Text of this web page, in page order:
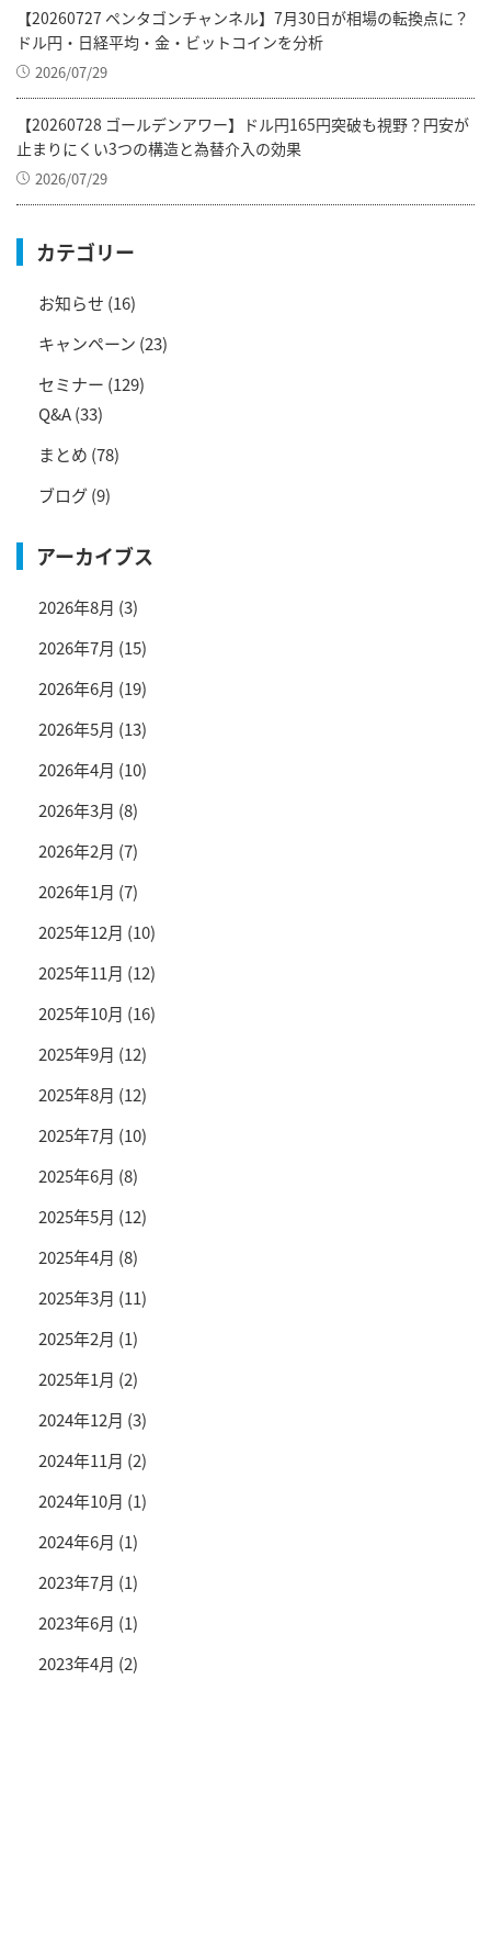
【20260727 ペンタゴンチャンネル】7月30日が相場の転換点に？
ドル円・日経平均・金・ビットコインを分析
2026/07/29
【20260728 ゴールデンアワー】ドル円165円突破も視野？円安が
止まりにくい3つの構造と為替介入の効果
2026/07/29
カテゴリー
お知らせ (16)
キャンペーン (23)
セミナー (129)
Q&A(33)
まとめ (78)
ブログ(9)
アーカイブス
2026年8月 (3)
2026年7月 (15)
2026年6月 (19)
2026年5月 (13)
2026年4月 (10)
2026年3月 (8)
2026年2月 (7)
2026年1月 (7)
2025年12月 (10)
2025年11月 (12)
2025年10月 (16)
2025年9月 (12)
2025年8月 (12)
2025年7月 (10)
2025年6月 (8)
2025年5月 (12)
2025年4月 (8)
2025年3月 (11)
2025年2月 (1)
2025年1月 (2)
2024年12月 (3)
2024年11月 (2)
2024年10月 (1)
2024年6月 (1)
2023年7月 (1)
2023年6月 (1)
2023年4月 (2)